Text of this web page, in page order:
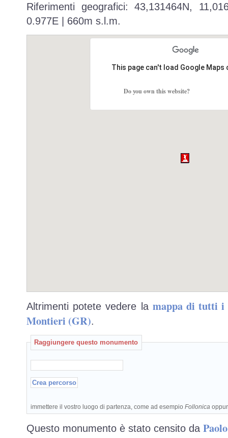
Riferimenti geografici: 43,131464N,
0.977E | 660m s.l.m.
This page can't load Google
Do you own this website?
Altrimenti potete vedere la mappa di tutti i
Montieri (GR).
Raggiungere questo monumento
immettere il vostro luogo di partenza, come ad esempio Follonica
Questo monumento è stato censito da